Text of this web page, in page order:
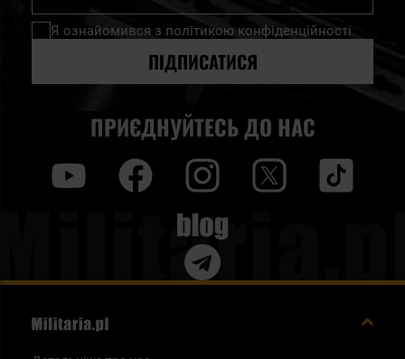
нашу
розсилку
Я ознайомився з політикою конфіденційності
ПІДПИСАТИСЯ
ПРИЄДНУЙТЕСЬ ДО НАС
Blog